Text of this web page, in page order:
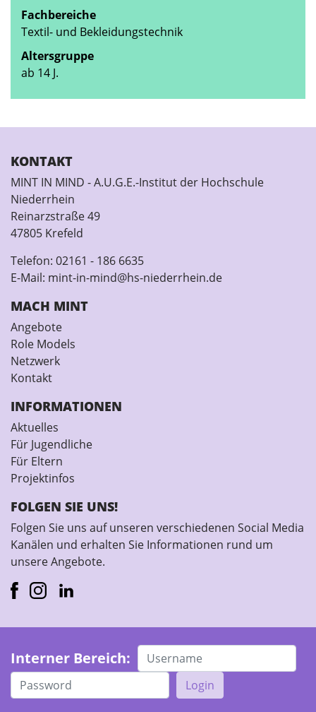
Fachbereiche
Textil- und Bekleidungstechnik
Altersgruppe
ab 14 J.
KONTAKT
MINT IN MIND - A.U.G.E.-Institut der Hochschule
Niederrhein
Reinarzstraße 49
47805 Krefeld
Telefon: 02161 - 186 6635
E-Mail: mint-in-mind@hs-niederrhein.de
MACH MINT
Angebote
Role Models
Netzwerk
Kontakt
INFORMATIONEN
Aktuelles
Für Jugendliche
Für Eltern
Projektinfos
FOLGEN SIE UNS!
Folgen Sie uns auf unseren verschiedenen Social Media
Kanälen und erhalten Sie Informationen rund um
unsere Angebote.
Interner Bereich:
Login